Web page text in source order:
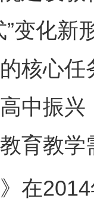
”变化
核心
中振
育教
2014